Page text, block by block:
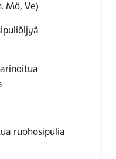
Mö, Ve)
ruohosipulia